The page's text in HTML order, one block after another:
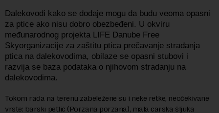
Dalekovodi kako se dodaje mogu da budu veoma opasni
za ptice ako nisu dobro obezbeđeni. U okviru
međunarodnog projekta LIFE Danube Free
Skyorganizacije za zaštitu ptica prečavanje stradanja
ptica na dalekovodima, obilaze se opasni stubovi i
razvija se baza podataka o njihovom stradanju na
dalekovodima.
Tokom rada na terenu zabeležene su i neke retke, neočekivane
vrste: barski petlić (Porzana porzana), mala carska šljuka